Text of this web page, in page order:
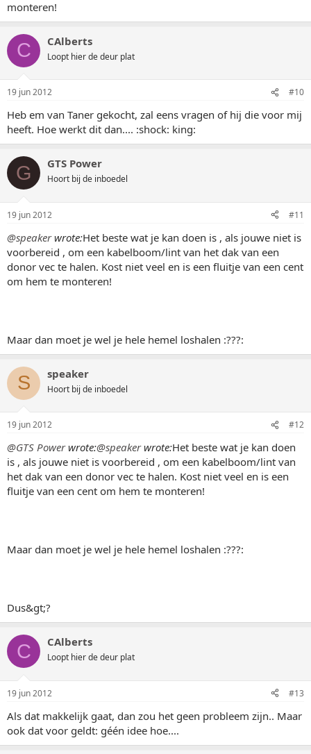
monteren!
C CAlberts
Loopt hier de deur plat
19 jun 2012 #10
Heb em van Taner gekocht, zal eens vragen of hij die voor mij
heeft. Hoe werkt dit dan.... :shock: king:
G GTS Power
Hoort bij de inboedel
19 jun 2012 #11
@speakerwrote:Het beste wat je kan doen is , als jouwe niet is
voorbereid , om een kabelboom/lint van het dak van een
donor vec te halen. Kost niet veel en is een fluitje van een cent
om hem te monteren!
Maar dan moet je wel je hele hemel loshalen :???:
S speaker
Hoort bij de inboedel
19 jun 2012 #12
@GTS Powerwrote:@speakerwrote:Het beste wat je kan doen
is , als jouwe niet is voorbereid , om een kabelboom/lint van
het dak van een donor vec te halen. Kost niet veel en is een
fluitje van een cent om hem te monteren!
Maar dan moet je wel je hele hemel loshalen :???:
Dus&gt;?
C CAlberts
Loopt hier de deur plat
19 jun 2012 #13
Als dat makkelijk gaat, dan zou het geen probleem zijn.. Maar
ook dat voor geldt: géén idee hoe....